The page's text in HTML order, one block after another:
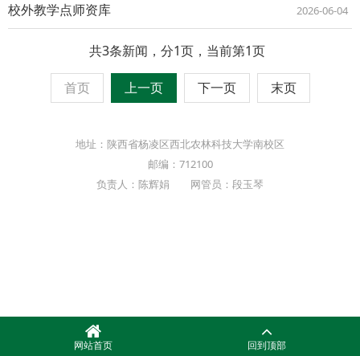
校外教学点师资库 2026-06-04
共3条新闻，分1页，当前第1页
首页 上一页 下一页 末页
地址：陕西省杨凌区西北农林科技大学南校区
邮编：712100
负责人：陈辉娟 网管员：段玉琴
网站首页 回到顶部